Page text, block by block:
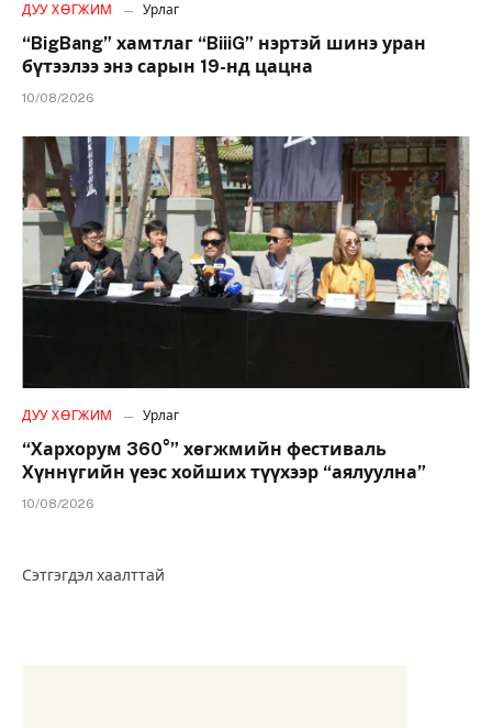
ДУУ ХӨГЖИМ Урлаг
“BigBang” хамтлаг “BiiiG” нэртэй шинэ уран
бүтээлээ энэ сарын 19-нд цацна
10/08/2026
ДУУ ХӨГЖИМ Урлаг
“Хархорум 360°” хөгжмийн фестиваль
Хүннүгийн үеэс хойших түүхээр “аялуулна”
10/08/2026
Сэтгэгдэл хаалттай